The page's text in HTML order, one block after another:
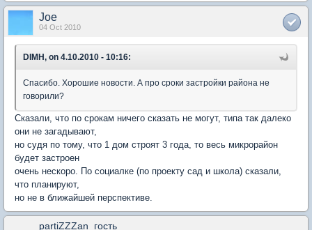
Joe
04 Oct 2010
DIMH, on 4.10.2010 - 10:16:
Спасибо. Хорошие новости. А про сроки застройки района не
говорили?
Сказали, что по срокам ничего сказать не могут, типа так далеко
они не загадывают,
но судя по тому, что 1 дом строят 3 года, то весь микрорайон
будет застроен
очень нескоро. По социалке (по проекту сад и школа) сказали,
что планируют,
но не в ближайшей перспективе.
partiZZZan_гость